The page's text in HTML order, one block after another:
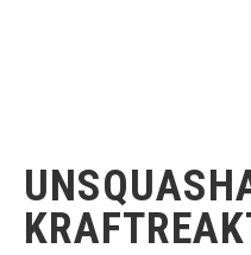
Bildgalerie
springen